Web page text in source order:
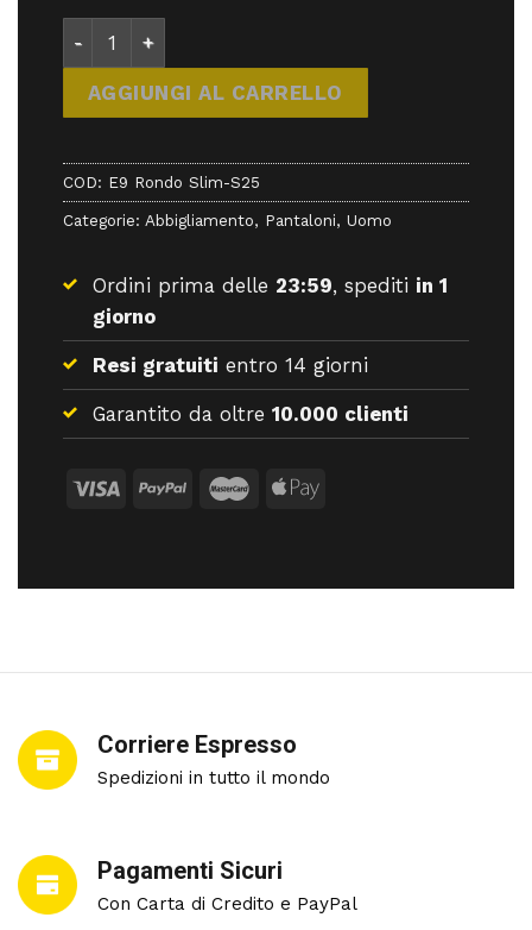
AGGIUNGI AL CARRELLO
COD: E9 Rondo Slim-S25
Categorie: Abbigliamento, Pantaloni, Uomo
Ordini prima delle 23:59, spediti in 1
giorno
Resi gratuiti entro 14 giorni
Garantito da oltre 10.000 clienti
Corriere Espresso
Spedizioni in tutto il mondo
Pagamenti Sicuri
Con Carta di Credito e PayPal